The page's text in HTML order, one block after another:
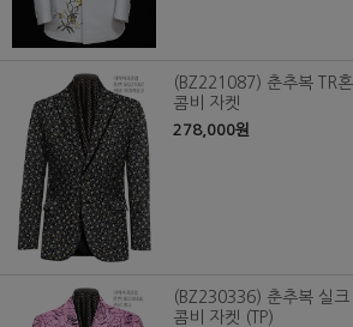
(BZ221087) 춘추복 TR
콤비 자켓
278,000원
(BZ230336) 춘추복 실
콤비 자켓 (TP)